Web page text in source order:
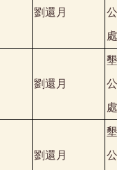
劉還月
處
劉還月
處
劉還月